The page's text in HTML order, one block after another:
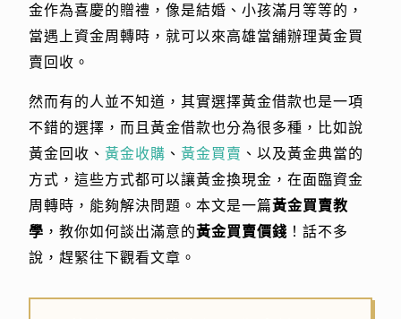
金作為喜慶的贈禮，像是結婚、小孩滿月等等的，
當遇上資金周轉時，就可以來高雄當舖辦理黃金買
賣回收。
然而有的人並不知道，其實選擇黃金借款也是一項
不錯的選擇，而且黃金借款也分為很多種，比如說
黃金回收、 黃金收購 、 黃金買賣 、以及黃金典當的
方式，這些方式都可以讓黃金換現金，在面臨資金
周轉時，能夠解決問題。本文是一篇黃金買賣教
學 ，教你如何談出滿意的黃金買賣價錢 ！話不多
說，趕緊往下觀看文章。